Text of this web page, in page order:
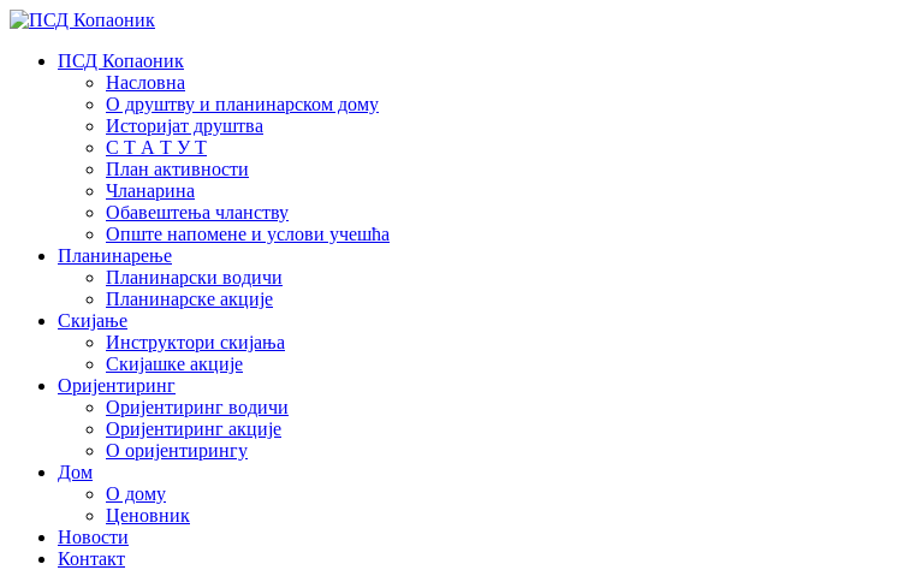
ПСД Копаоник
Насловна
О друштву и планинарском дому
Историјат друштва
С Т А Т У Т
План активности
Чланарина
Обавештења чланству
Опште напомене и услови учешћа
Планинарење
Планинарски водичи
Планинарске акције
Скијање
Инструктори скијања
Скијашке акције
Оријентиринг
Оријентиринг водичи
Оријентиринг акције
О оријентирингу
Дом
О дому
Ценовник
Новости
Контакт